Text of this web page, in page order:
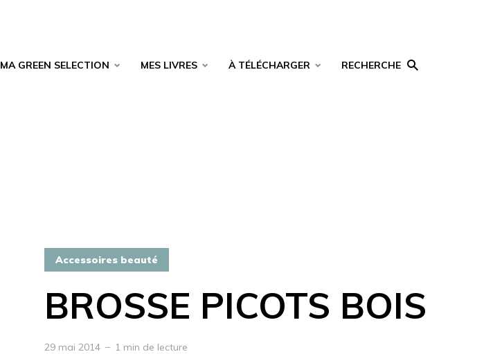
MA GREEN SELECTION MES LIVRES À TÉLÉCHARGER RECHERCHE
Accessoires beauté
BROSSE PICOTS BOIS
29 mai 2014 1 min de lecture